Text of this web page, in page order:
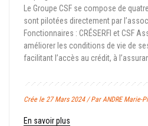
Le Groupe CSF se compose de
sont pilotées directement par
Fonctionnaires : CRÉSERFI et CSF
améliorer les conditions de vie de
facilitant l’accès au crédit, à
Crée le 27 Mars 2024 / Par ANDRE Marie-
En savoir plus